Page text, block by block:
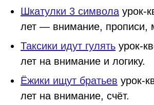
Шкатулки 3 символа урок-
лет — внимание, прописи,
Таксики идут гулять урок-
лет на внимание и логику.
Ёжики ищут братьев урок-
лет на внимание, счёт.